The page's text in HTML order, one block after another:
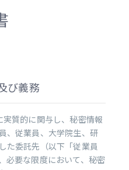
び義務
質的に関与し、秘密情報
、従業員、大学院生、研
た委託先（以下「従業員
必要な限度において、秘密